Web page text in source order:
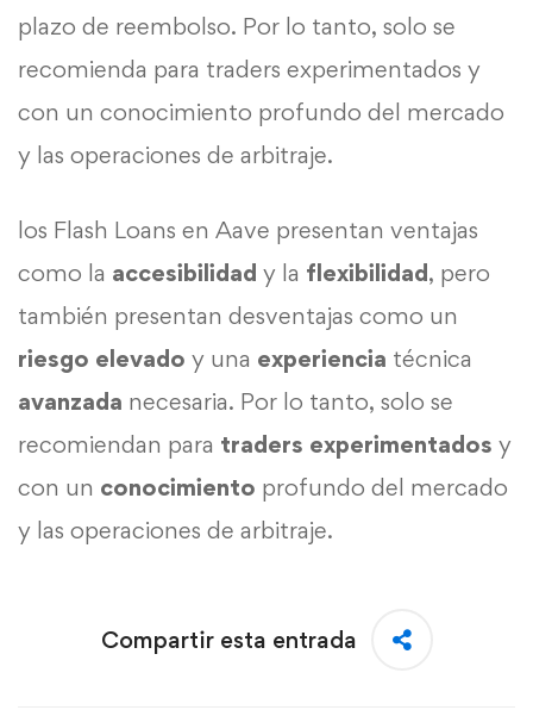
plazo de reembolso. Por lo tanto, solo se
recomienda para traders experimentados y
con un conocimiento profundo del mercado
y las operaciones de arbitraje.
los Flash Loans en Aave presentan ventajas
como la accesibilidad y la flexibilidad, pero
también presentan desventajas como un
riesgo elevado y una experiencia técnica
avanzada necesaria. Por lo tanto, solo se
recomiendan para traders experimentados y
con un conocimiento profundo del mercado
y las operaciones de arbitraje.
Compartir esta entrada